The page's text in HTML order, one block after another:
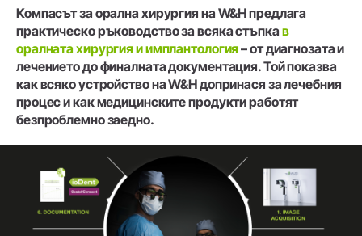
Компасът за орална хирургия на W&H предлага
практическо ръководство за всяка стъпка в
оралната хирургия и имплантология – от диагнозата и
лечението до финалната документация. Той показва
как всяко устройство на W&H допринася за лечебния
процес и как медицинските продукти работят
безпроблемно заедно.